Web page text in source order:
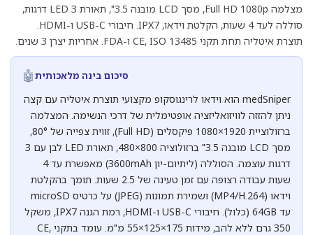
מצלמה Full HD 1080p, מסך LCD מובנה 3.5", תאורת LED 3 דרגות,
סוללה לעד 4 שעות, הקלטת וידאו, IPX7. חיבורי USB-C ו-HDMI.
תוצרת איטליה תחת תקני CE, ISO 13485 ו-FDA. אחריות יצרן 3 שנים.
סיכום בינה מלאכותית🤖
medSniper הוא וידאו לרינגוסקופ מקצועי תוצרת איטליה עם קצה
ניתן להזזה לוויזואליזציה אופטימלית של דרכי הנשימה. המצלמה
ברזולוציית 1920×1080 פיקסלים (Full HD), זווית צפייה של 80°,
מסך LCD מובנה 3.5" ברזולוציה 800×480, תאורת LED לבן עם 3
דרגות עוצמה. הסוללה (ליתיום-יון 3600mAh) מאפשרת עד 4
שעות עבודה רצופה עם זמן טעינה של 2.5 שעות. תומך בהקלטת
וידאו (MP4/H.264) ושמירת תמונות (JPEG) על כרטיס microSD
עד 64GB (כלול). חיבורי USB-C ו-HDMI, רמת הגנה IPX7, משקל
350 גרם ללא להב, מידות 175×125×55 מ"מ. עומד בתקני CE,